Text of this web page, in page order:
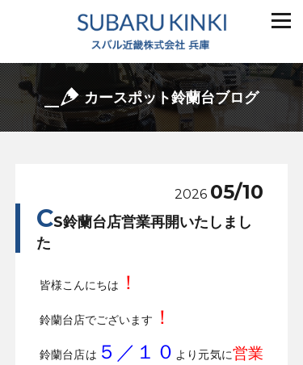
カースポット鈴蘭台ブログ
2026 05/10
CS鈴蘭台店営業再開いたしまし
た
皆様こんにちは ！
鈴蘭台店でございます ！
鈴蘭台店は ５／１０ より元気に営業